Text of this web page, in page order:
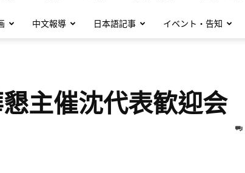
中文報導 日本語記事 イベント・告知
主催沈代表歓迎会